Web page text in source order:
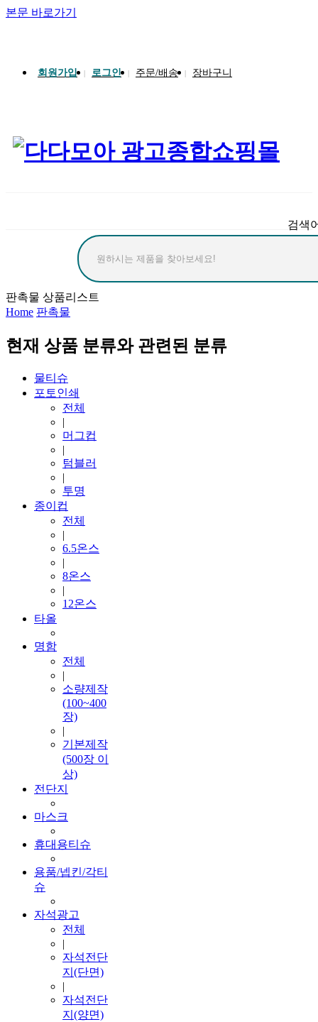
본문 바로가기
회원가입 | 로그인 | 주문/배송 | 장바구니
검색
판촉물 상품리스트
Home 판촉물
현재 상품 분류와 관련된 분류
물티슈
포토인쇄
전체
|
머그컵
|
텀블러
|
투명
종이컵
전체
|
6.5온스
|
8온스
|
12온스
타올
명함
전체
|
소량제작
(100~400
장)
|
기본제작
(500장 이
상)
전단지
마스크
휴대용티슈
용품/넵킨/각티
슈
자석광고
전체
|
자석전단
지(단면)
|
자석전단
지(양면)